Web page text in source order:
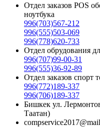
Отдел заказов POS
ноутбука
996(703)567-212
996(555)503-069
996(778)620-733
Отдел обрудования
996(707)99-00-31
996(555)36-92-89
Отдел заказов спорт
996(772)189-337
996(706)189-337
Бишкек ул.
Таатан)